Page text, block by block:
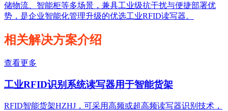
储物流、智能柜等多场景，兼具工业级抗干扰与便捷部署优
势，是企业智能化管理升级的优选工业RFID读写器。
相关解决方案介绍
查看更多
工业RFID识别系统读写器用于智能货架
RFID智能货架HZHJ，可采用高频或超高频读写器识别技术，